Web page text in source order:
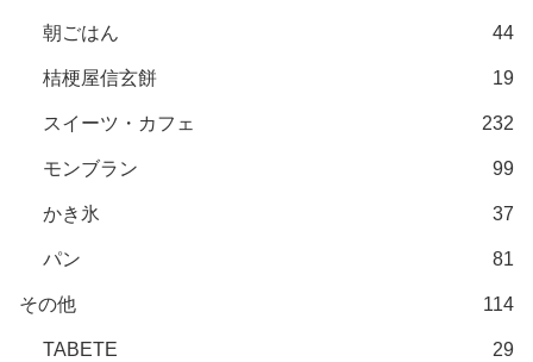
朝ごはん 44
桔梗屋信玄餅 19
スイーツ・カフェ 232
モンブラン 99
かき氷 37
パン 81
その他 114
TABETE 29